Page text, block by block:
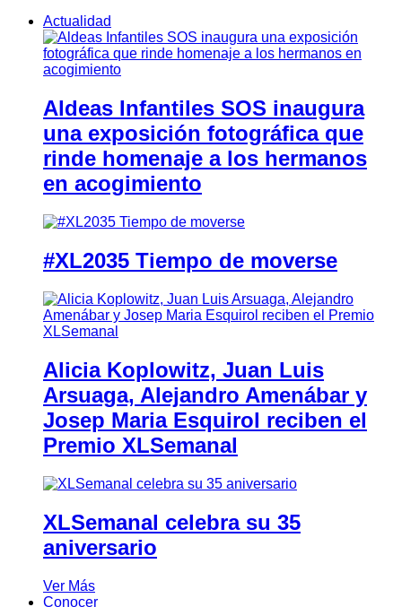
Actualidad
Aldeas Infantiles SOS inaugura
una exposición fotográfica que
rinde homenaje a los hermanos
en acogimiento
#XL2035 Tiempo de moverse
Alicia Koplowitz, Juan Luis
Arsuaga, Alejandro Amenábar y
Josep Maria Esquirol reciben el
Premio XLSemanal
XLSemanal celebra su 35
aniversario
Ver Más
Conocer